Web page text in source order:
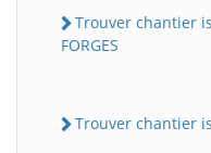
Trouver chantier
FORGES
Trouver chantier